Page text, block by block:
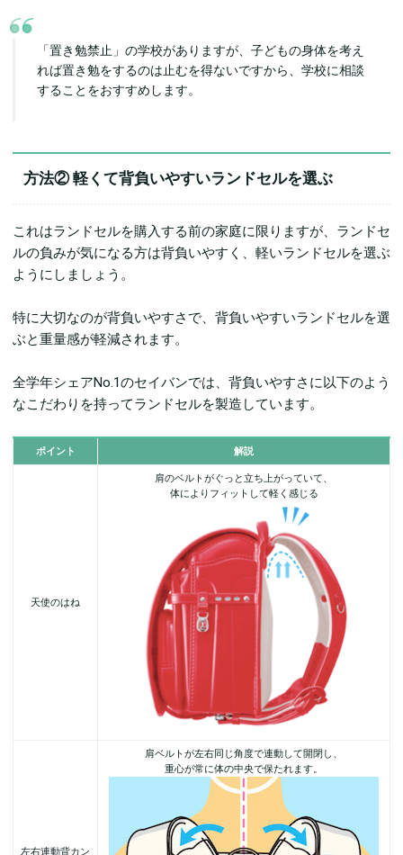
「置き勉禁止」の学校がありますが、子どもの身体を考え
れば置き勉をするのは止むを得ないですから、学校に相談
することをおすすめします。
方法②軽くて背負いやすいランドセルを選ぶ
これはランドセルを購入する前の家庭に限りますが、ランドセ
ルの負みが気になる方は背負いやすく、軽いランドセルを選ぶ
ようにしましょう。
特に大切なのが背負いやすさで、背負いやすいランドセルを選
ぶと重量感が軽減されます。
全学年シェアNo.1のセイバンでは、背負いやすさに以下のよう
なこだわりを持ってランドセルを製造しています。
ポイント 解説
天使のはね
肩のベルトがぐっと立ち上がっていて、
体によりフィットして軽く感じる
左右連動背カン
肩ベルトが左右同じ角度で連動して開閉し、
重心が常に体の中央で保たれます。